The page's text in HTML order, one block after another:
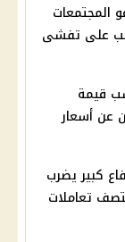
المجتمعات
على تفشى
قيمة
عن أسعار
كبير يضرب
تعاملات